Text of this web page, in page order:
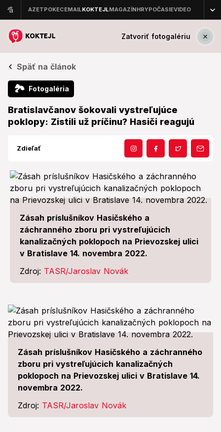
Zatvoriť fotogalériu
Späť na článok
🏞 Fotogaléria
Bratislavčanov šokovali vystreľujúce
poklopy: Zistili už príčinu? Hasiči reagujú
Zdieľať
Zásah príslušníkov Hasičského a
záchranného zboru pri vystreľujúcich
kanalizačných poklopoch na Prievozskej ulici
v Bratislave 14. novembra 2022.
Zdroj: TASR/Jaroslav Novák
Zásah príslušníkov Hasičského a záchranného
zboru pri vystreľujúcich kanalizačných
poklopoch na Prievozskej ulici v Bratislave 14.
novembra 2022.
Zdroj: TASR/Jaroslav Novák